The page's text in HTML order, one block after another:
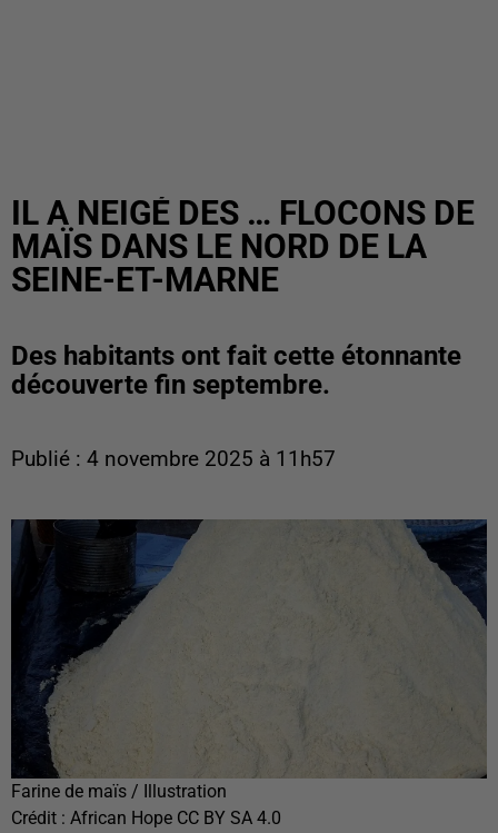
IL A NEIGÉ DES … FLOCONS DE
MAÏS DANS LE NORD DE LA
SEINE-ET-MARNE
Des habitants ont fait cette étonnante
découverte fin septembre.
Publié : 4 novembre 2025 à 11h57
Farine de maïs / Illustration
Crédit : African Hope CC BY SA 4.0